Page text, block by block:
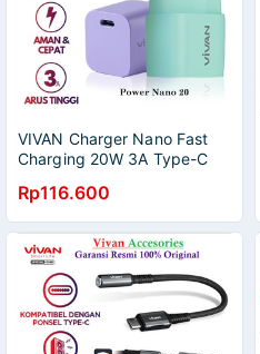
VIVAN Charger Nano Fast
Charging 20W 3A Type-C
Rp116.600